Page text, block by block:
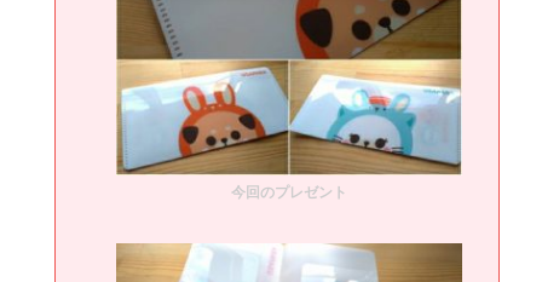
今回のプレゼント